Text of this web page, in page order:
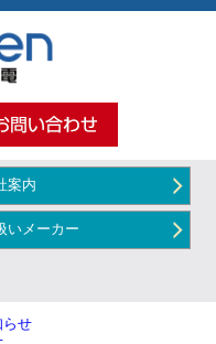
案内
いメーカー
らせ